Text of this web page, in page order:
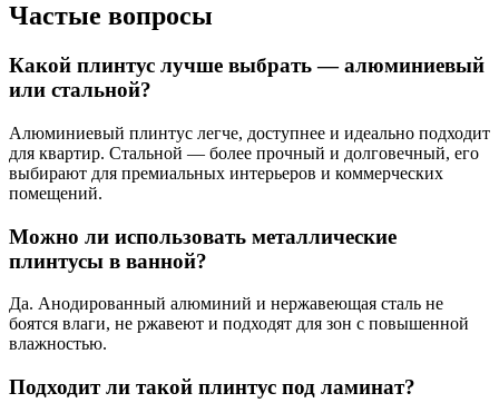
Частые вопросы
Какой плинтус лучше выбрать — алюминиевый
или стальной?
Алюминиевый плинтус легче, доступнее и идеально подходит
для квартир. Стальной — более прочный и долговечный, его
выбирают для премиальных интерьеров и коммерческих
помещений.
Можно ли использовать металлические
плинтусы в ванной?
Да. Анодированный алюминий и нержавеющая сталь не
боятся влаги, не ржавеют и подходят для зон с повышенной
влажностью.
Подходит ли такой плинтус под ламинат?